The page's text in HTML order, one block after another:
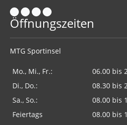
Öffnungszeiten
MTG Sportinsel
Mo., Mi., Fr.:
06.00 bis
Di., Do.:
08.30 bis
Sa., So.:
08.00 bis
Feiertags
08.00 bis